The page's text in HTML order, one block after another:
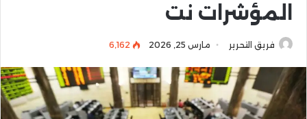
المؤشرات نت
فريق التحرير مارس 25, 2026 6٬162